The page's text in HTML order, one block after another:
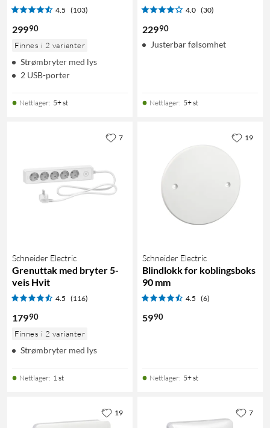
4.5 (103)
29990
Finnes i 2 varianter
Strømbryter med lys
2 USB-porter
Nettlager: 5+ st
4.0 (30)
22990
Justerbar følsomhet
Nettlager: 5+ st
Schneider Electric
Grenuttak med bryter 5-
veis Hvit
4.5 (116)
17990
Finnes i 2 varianter
Strømbryter med lys
Nettlager: 1 st
7
Schneider Electric
Blindlokk for koblingsboks
90 mm
4.5 (6)
5990
Nettlager: 5+ st
19
19 7